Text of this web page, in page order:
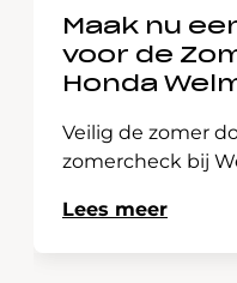
Maak nu
voor de
Honda
Veilig de zomer
zomercheck bij
Lees meer